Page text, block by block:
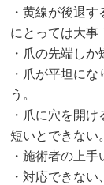
・黄線が後退
にとっては大事
・爪の先端し
・爪が平坦に
う。
・爪に穴を開
短いとできない。
・施術者の上手
・対応できな